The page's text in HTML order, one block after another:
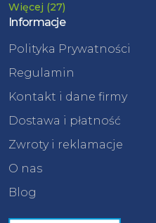
Więcej (27)
Informacje
Polityka Prywatności
Regulamin
Kontakt i dane firmy
Dostawa i płatność
Zwroty i reklamacje
O nas
Blog